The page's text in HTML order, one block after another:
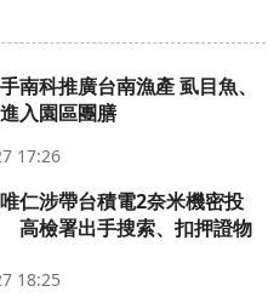
科推廣台南漁產 虱目魚、
入園區團膳
17:26
仁涉帶台積電2奈米機密投
高檢署出手搜索、扣押證物
18:25